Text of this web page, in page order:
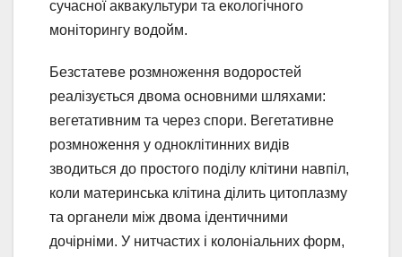
сучасної аквакультури та екологічного
моніторингу водойм.
Безстатеве розмноження водоростей
реалізується двома основними шляхами:
вегетативним та через спори. Вегетативне
розмноження у одноклітинних видів
зводиться до простого поділу клітини навпіл,
коли материнська клітина ділить цитоплазму
та органели між двома ідентичними
дочірніми. У нитчастих і колоніальних форм,